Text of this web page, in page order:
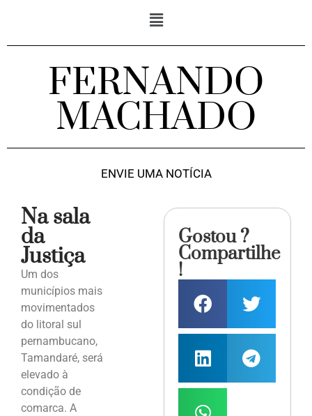
FERNANDO
MACHADO
ENVIE UMA NOTÍCIA
Na sala
da
Justiça
Um dos
municípios mais
movimentados
do litoral sul
pernambucano,
Tamandaré, será
elevado à
condição de
comarca. A
Gostou ?
Compartilhe
!